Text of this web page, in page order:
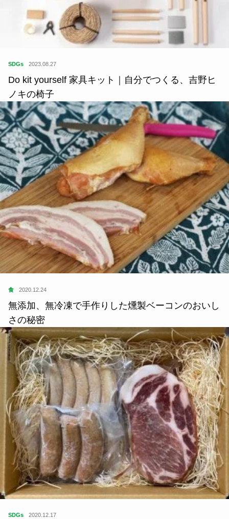
SDGs 2023.08.27
Do kit yourself 家具キット｜自分でつくる、吉野ヒ
ノキの椅子
食 2020.12.24
無添加、無冷凍で手作りした燻製ベーコンのおいし
さの秘密
SDGs 2020.12.17